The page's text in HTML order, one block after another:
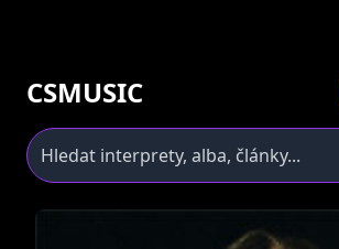
CSMUSIC